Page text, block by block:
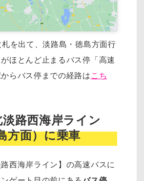
を出て、淡路島・徳島方面行
ほとんど止まるバス停「高速
らバス停までの経路は こち
淡路西海岸ライン
方面）に乗車
西海岸ライン】の高速バスに